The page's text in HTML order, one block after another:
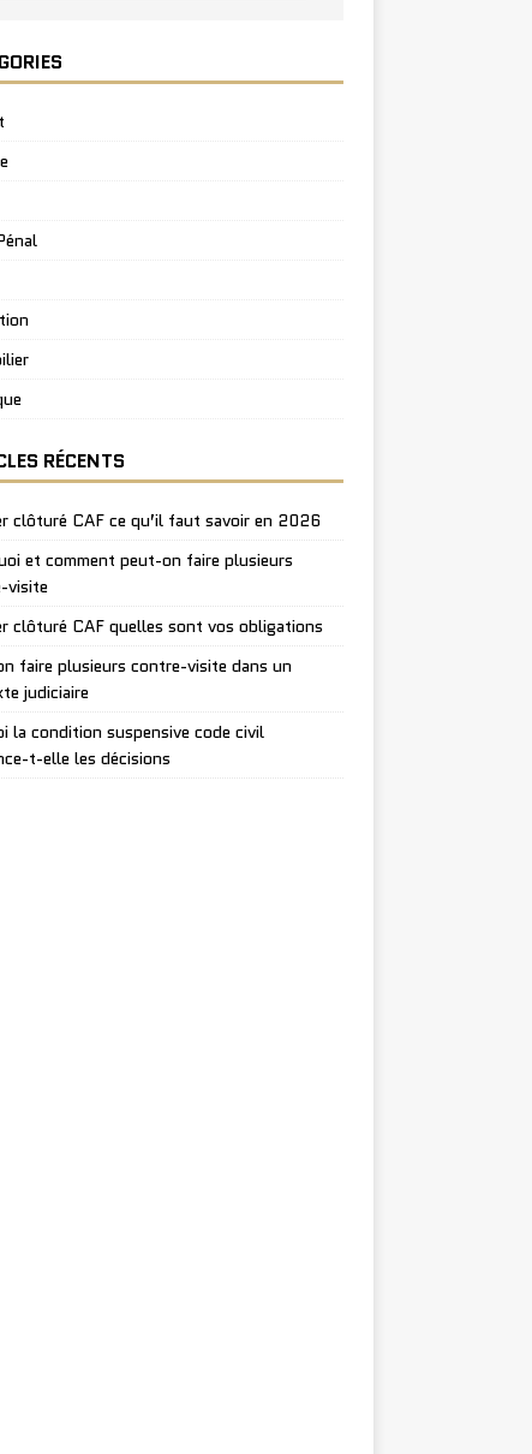
RÉCENTS
clôturé CAF ce qu’il faut savoir en 2026
et comment peut-on faire plusieurs
visite
clôturé CAF quelles sont vos obligations
faire plusieurs contre-visite dans un
judiciaire
la condition suspensive code civil
t-elle les décisions